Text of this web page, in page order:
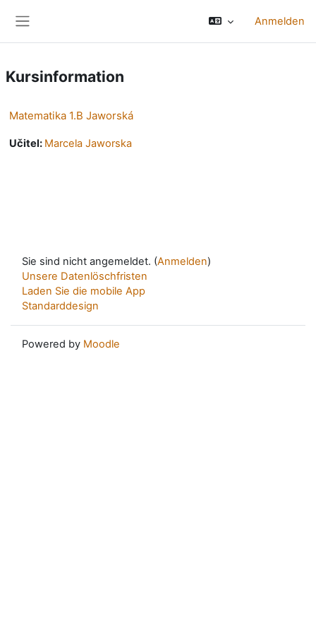
Anmelden
Kursinformation
Matematika 1.B Jaworská
Učitel: Marcela Jaworska
Sie sind nicht angemeldet. (Anmelden)
Unsere Datenlöschfristen
Laden Sie die mobile App
Standarddesign
Powered by Moodle